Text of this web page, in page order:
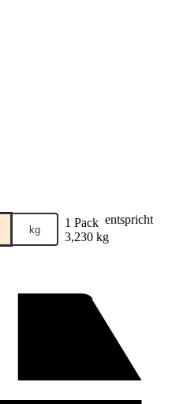
kg 1 Pack entspricht
3,230 kg